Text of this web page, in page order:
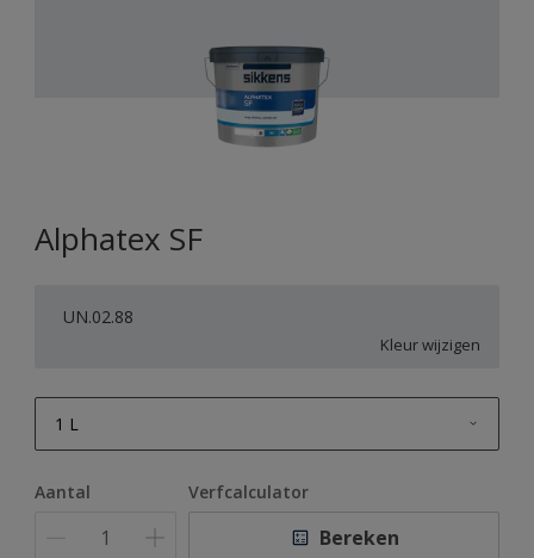
Alphatex SF
UN.02.88
Kleur wijzigen
1 L
Aantal Verfcalculator
Bereken